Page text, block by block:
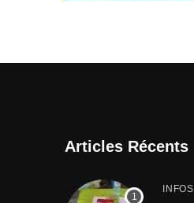
Articles Récents
INFOS